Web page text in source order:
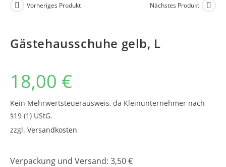
Vorheriges Produkt Nächstes Produkt
Gästehausschuhe gelb, L
18,00 €
Kein Mehrwertsteuerausweis, da Kleinunternehmer nach
§19 (1) UStG.
zzgl. Versandkosten
Verpackung und Versand: 3,50 €